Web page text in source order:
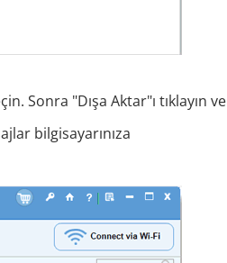
Sonra "Dışa Aktar"ı tıklayın ve
bilgisayarınıza